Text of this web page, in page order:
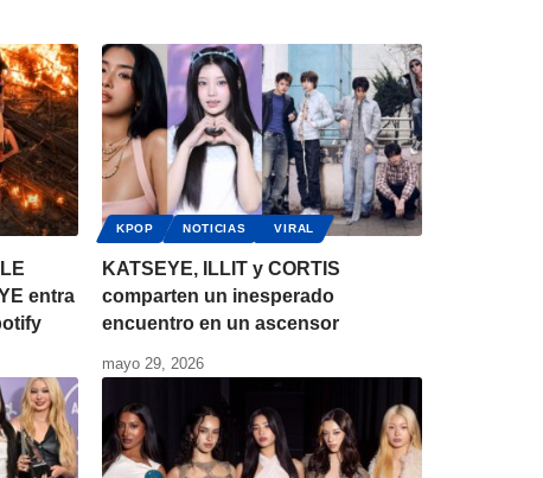
entra
KPOP NOTICIAS VIRAL
KATSEYE, ILLIT y CORTIS
comparten un inesperado
encuentro en un ascensor
mayo 29, 2026